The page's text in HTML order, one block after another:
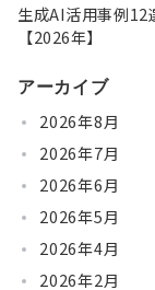
生成AI活用事例12
【2026年】
アーカイブ
2026年8月
2026年7月
2026年6月
2026年5月
2026年4月
2026年2月